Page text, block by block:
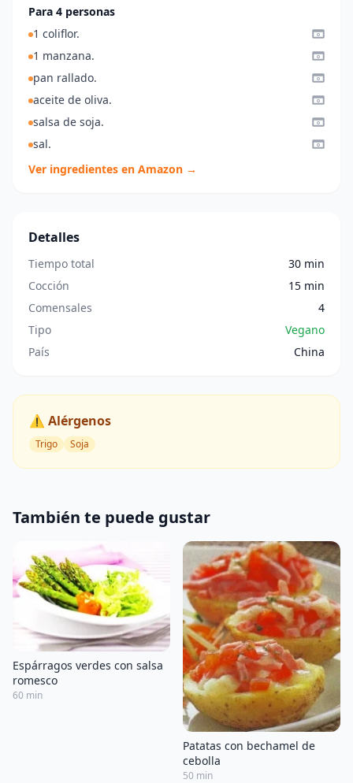
Para 4 personas
1 coliflor.
1 manzana.
pan rallado.
aceite de oliva.
salsa de soja.
sal.
Ver ingredientes en Amazon →
Detalles
Tiempo total
30 min
Cocción
15 min
Comensales
4
Tipo
Vegano
País
China
⚠️ Alérgenos
Trigo Soja
También te puede gustar
Espárragos verdes con salsa
romesco
60 min
Patatas con bechamel de
cebolla
50 min